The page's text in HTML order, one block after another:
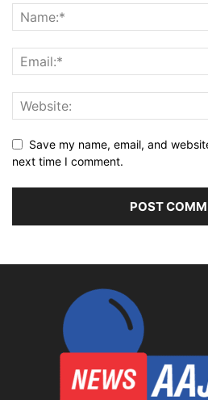
Save my name, email, and
next time I comment.